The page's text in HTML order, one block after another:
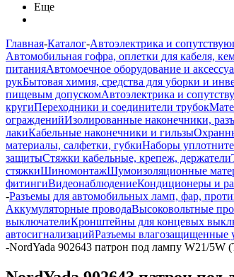
Еще
Главная-Каталог-Автоэлектрика и
Автомобильная гофра, оплетки для кабеля,
питанияАвтомоечное оборудование и
рукБытовая химия, средства для уборки и
пищевым допускомАвтоэлектрика и
кругиПереходники и соединители трубок
огражденийИзолированные наконечники,
лакиКабельные наконечники и гильзы
материалы, салфетки, губкиНаборы
защитыСтяжки кабельные, крепеж, держатели
стяжкиШиномонтажШумоизоляционные
фитингиВидеонаблюдениеКондиционеры и
-Разъемы для автомобильных ламп, фар,
Аккумуляторные проводаВысоковольтные
выключателиКронштейны для концевых
автосигнализацийРазъемы влагозащищенные
-NordYada 902643 патрон под лампу W21/5W